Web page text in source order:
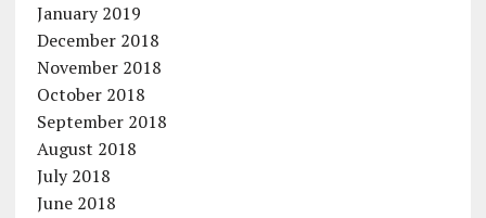
January 2019
December 2018
November 2018
October 2018
September 2018
August 2018
July 2018
June 2018